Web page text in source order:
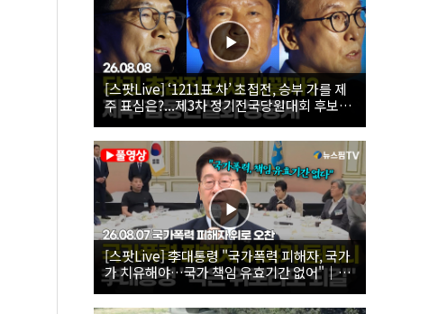
[스팟Live] ‘1211표 차’ 초접전, 승부 가를 제
주 표심은?...제3차 정기전국당원대회 후보자
제주 합동연설회 생중계 | 26.08.08
[스팟Live] 李대통령 "국가폭력 피해자, 국가
가 치유해야…국가 책임 유효기간 없어"｜
26.08.07 국가폭력 피해자 위로 오찬